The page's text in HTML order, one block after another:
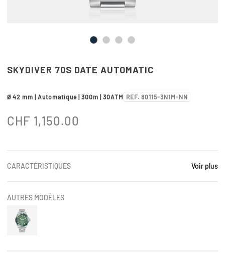
SKYDIVER 70S DATE AUTOMATIC
Ø 42 mm | Automatique | 300m | 30ATM REF. 80115-3N1M-NN
CHF 1,150.00
CARACTÉRISTIQUES Voir plus
AUTRES MODÈLES